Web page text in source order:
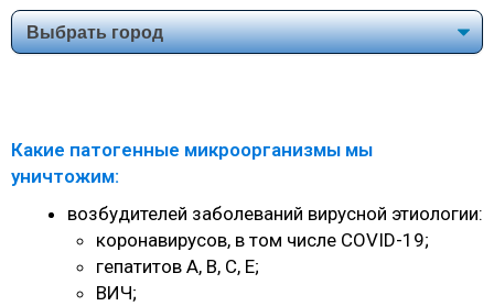
Какие патогенные микроорганизмы мы
уничтожим:
возбудителей заболеваний вирусной этиологии:
коронавирусов, в том числе COVID-19;
гепатитов А, В, С, Е;
ВИЧ;